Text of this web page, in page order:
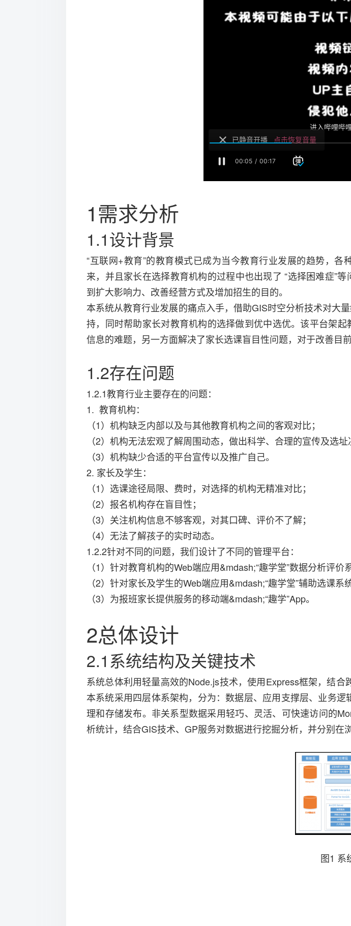
1需求分析
1.1设计背景
“互联网+教育”的教育模式已成为当今教育行业发展的趋势，
来，并且家长在选择教育机构的过程中也出现了 “选择困难症”
到扩大影响力、改善经营方式及增加招生的目的。
本系统从教育行业发展的痛点入手，借助GIS时空分析技术对大
持，同时帮助家长对教育机构的选择做到优中选优。该平台架
信息的难题，另一方面解决了家长选课盲目性问题，对于改善目
1.2存在问题
1.2.1教育行业主要存在的问题：
1. 教育机构：
（1）机构缺乏内部以及与其他教育机构之间的客观对比；
（2）机构无法宏观了解周围动态，做出科学、合理的宣传及选址
（3）机构缺少合适的平台宣传以及推广自己。
2. 家长及学生：
（1）选课途径局限、费时，对选择的机构无精准对比；
（2）报名机构存在盲目性；
（3）关注机构信息不够客观，对其口碑、评价不了解；
（4）无法了解孩子的实时动态。
1.2.2针对不同的问题，我们设计了不同的管理平台：
（1）针对教育机构的Web端应用&mdash;“趣学堂”数据分析评价
（2）针对家长及学生的Web端应用&mdash;“趣学堂”辅助选课系统
（3）为报班家长提供服务的移动端&mdash;“趣学”App。
2总体设计
2.1系统结构及关键技术
系统总体利用轻量高效的Node.js技术，使用Express框架，结
本系统采用四层体系架构，分为：数据层、应用支撑层、业务
理和存储发布。非关系型数据采用轻巧、灵活、可快速访问的
析统计，结合GIS技术、GP服务对数据进行挖掘分析，并分别在
图1 系